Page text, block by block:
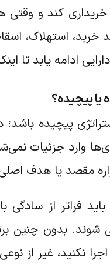
کند و وقتی
خرید، استهلاک،
ادامه یابد
یا پیچیده؟
پیچیده
وارد جزئیات
مقصد یا هدف اصلی
باید فراتر از
شوند. بدون چنین
اجرا نکنید، غیر از